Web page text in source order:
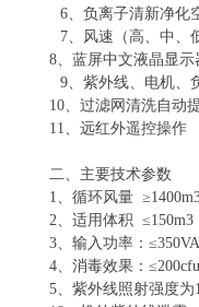
6 、负离子清新净化
7 、风速（高、中
8 、蓝屏中文液晶显
9 、紫外线、电机
10 、过滤网清洗自动
11
、远红外遥控操作
二、主要技术参数
1
、循环风量 ≥
2 、适用体积 ≤150m3
3 、输入功率：≤350VA
4 、消毒效果：≤
5 、紫外线照射强度为